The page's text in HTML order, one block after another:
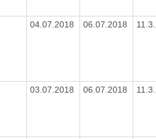
04.07.2018 06.07.2018
03.07.2018 06.07.2018